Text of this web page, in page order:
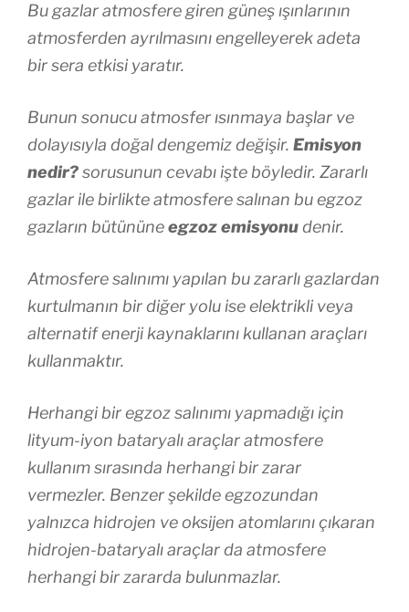
Bu gazlar atmosfere giren güneş ışınlarının
atmosferden ayrılmasını engelleyerek adeta
bir sera etkisi yaratır.
Bunun sonucu atmosfer ısınmaya başlar ve
dolayısıyla doğal dengemiz değişir. Emisyon
nedir?sorusunun cevabı işte böyledir. Zararlı
gazlar ile birlikte atmosfere salınan bu egzoz
gazların bütününeegzoz emisyonudenir.
Atmosfere salınımı yapılan bu zararlı gazlardan
kurtulmanın bir diğer yolu ise elektrikli veya
alternatif enerji kaynaklarını kullanan araçları
kullanmaktır.
Herhangi bir egzoz salınımı yapmadığı için
lityum-iyon bataryalı araçlar atmosfere
kullanım sırasında herhangi bir zarar
vermezler. Benzer şekilde egzozundan
yalnızca hidrojen ve oksijen atomlarını çıkaran
hidrojen-bataryalı araçlar da atmosfere
herhangi bir zararda bulunmazlar.